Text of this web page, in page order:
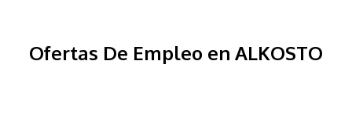
Ofertas De Empleo en ALKOSTO